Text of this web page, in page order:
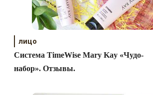
лицо
Система TimeWise Mary Kay «Чудо-
набор». Отзывы.